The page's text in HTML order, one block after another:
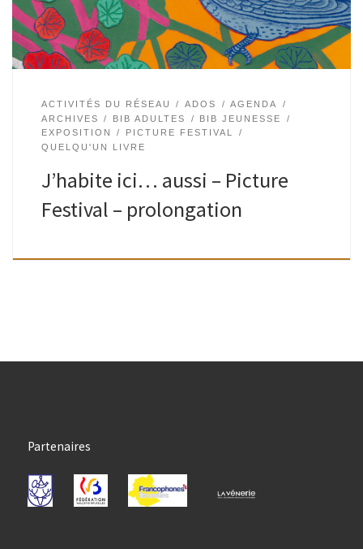
ACTIVITÉS DU RÉSEAU ADOS
AGENDA
ARCHIVES
BIB ADULTES
BIB JEUNESSE
EXPOSITION
PICTURE FESTIVAL
QUELQU'UN LIVRE
J’habite ici… aussi – Picture
Festival – prolongation
Partenaires